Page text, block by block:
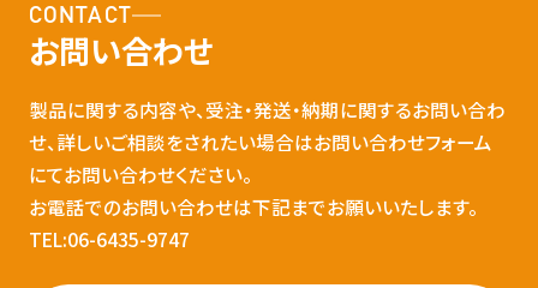
CONTACT
お問い合わせ
製品に関する内容や、受注・発送・納期に関するお問い合わ
せ、詳しいご相談をされたい場合はお問い合わせフォーム
にてお問い合わせください。
お電話でのお問い合わせは下記までお願いいたします。
TEL:06-6435-9747